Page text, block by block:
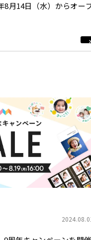
8月14日（水）からオー